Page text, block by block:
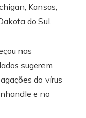
Kansas,
do Sul.
nas
sugerem
do vírus
e no